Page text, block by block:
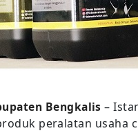
Bengkalis –
peralatan usaha